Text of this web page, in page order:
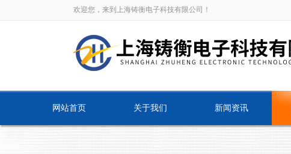
欢迎您，来到上海铸衡电子科技有限公司！
网站首页 关于我们 新闻资讯